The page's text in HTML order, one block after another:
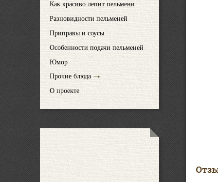
Как красиво лепит пельмени
Разновидности пельменей
Приправы и соусы
Особенности подачи пельменей
Юмор
Прочие блюда
О проекте